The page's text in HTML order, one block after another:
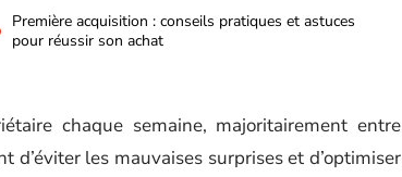
Première acquisition : conseils pratiques et astuces
pour réussir son achat
chaque semaine, majoritairement entre
les mauvaises surprises et d’optimiser